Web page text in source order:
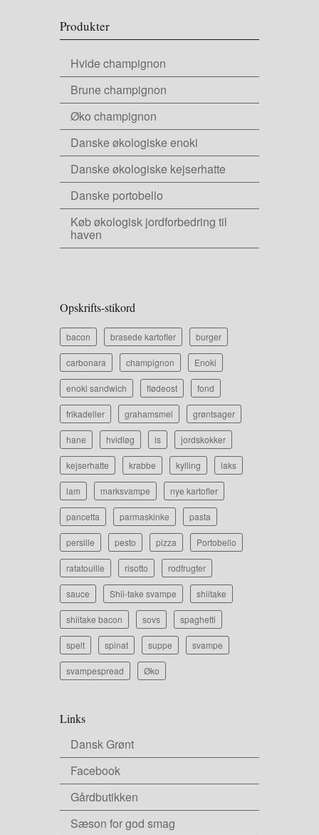
Produkter
Hvide champignon
Brune champignon
Øko champignon
Danske økologiske enoki
Danske økologiske kejserhatte
Danske portobello
Køb økologisk jordforbedring til
haven
Opskrifts-stikord
bacon brasede kartofler burger
carbonara champignon Enoki
enoki sandwich flødeost fond
frikadeller grahamsmel grøntsager
hane hvidløg is jordskokker
kejserhatte krabbe kylling laks
lam marksvampe nye kartofler
pancetta parmaskinke pasta
persille pesto pizza Portobello
ratatouille risotto rodfrugter
sauce Shii-take svampe shiitake
shiitake bacon sovs spaghetti
spelt spinat suppe svampe
svampespread Øko
Links
Dansk Grønt
Facebook
Gårdbutikken
Sæson for god smag